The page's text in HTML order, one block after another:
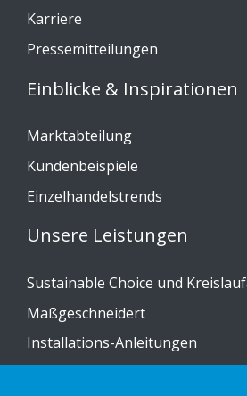
Karriere
Pressemitteilungen
Einblicke & Inspirationen
Marktabteilung
Kundenbeispiele
Einzelhandelstrends
Unsere Leistungen
Sustainable Choice und
Maßgeschneidert
Installations-Anleitungen